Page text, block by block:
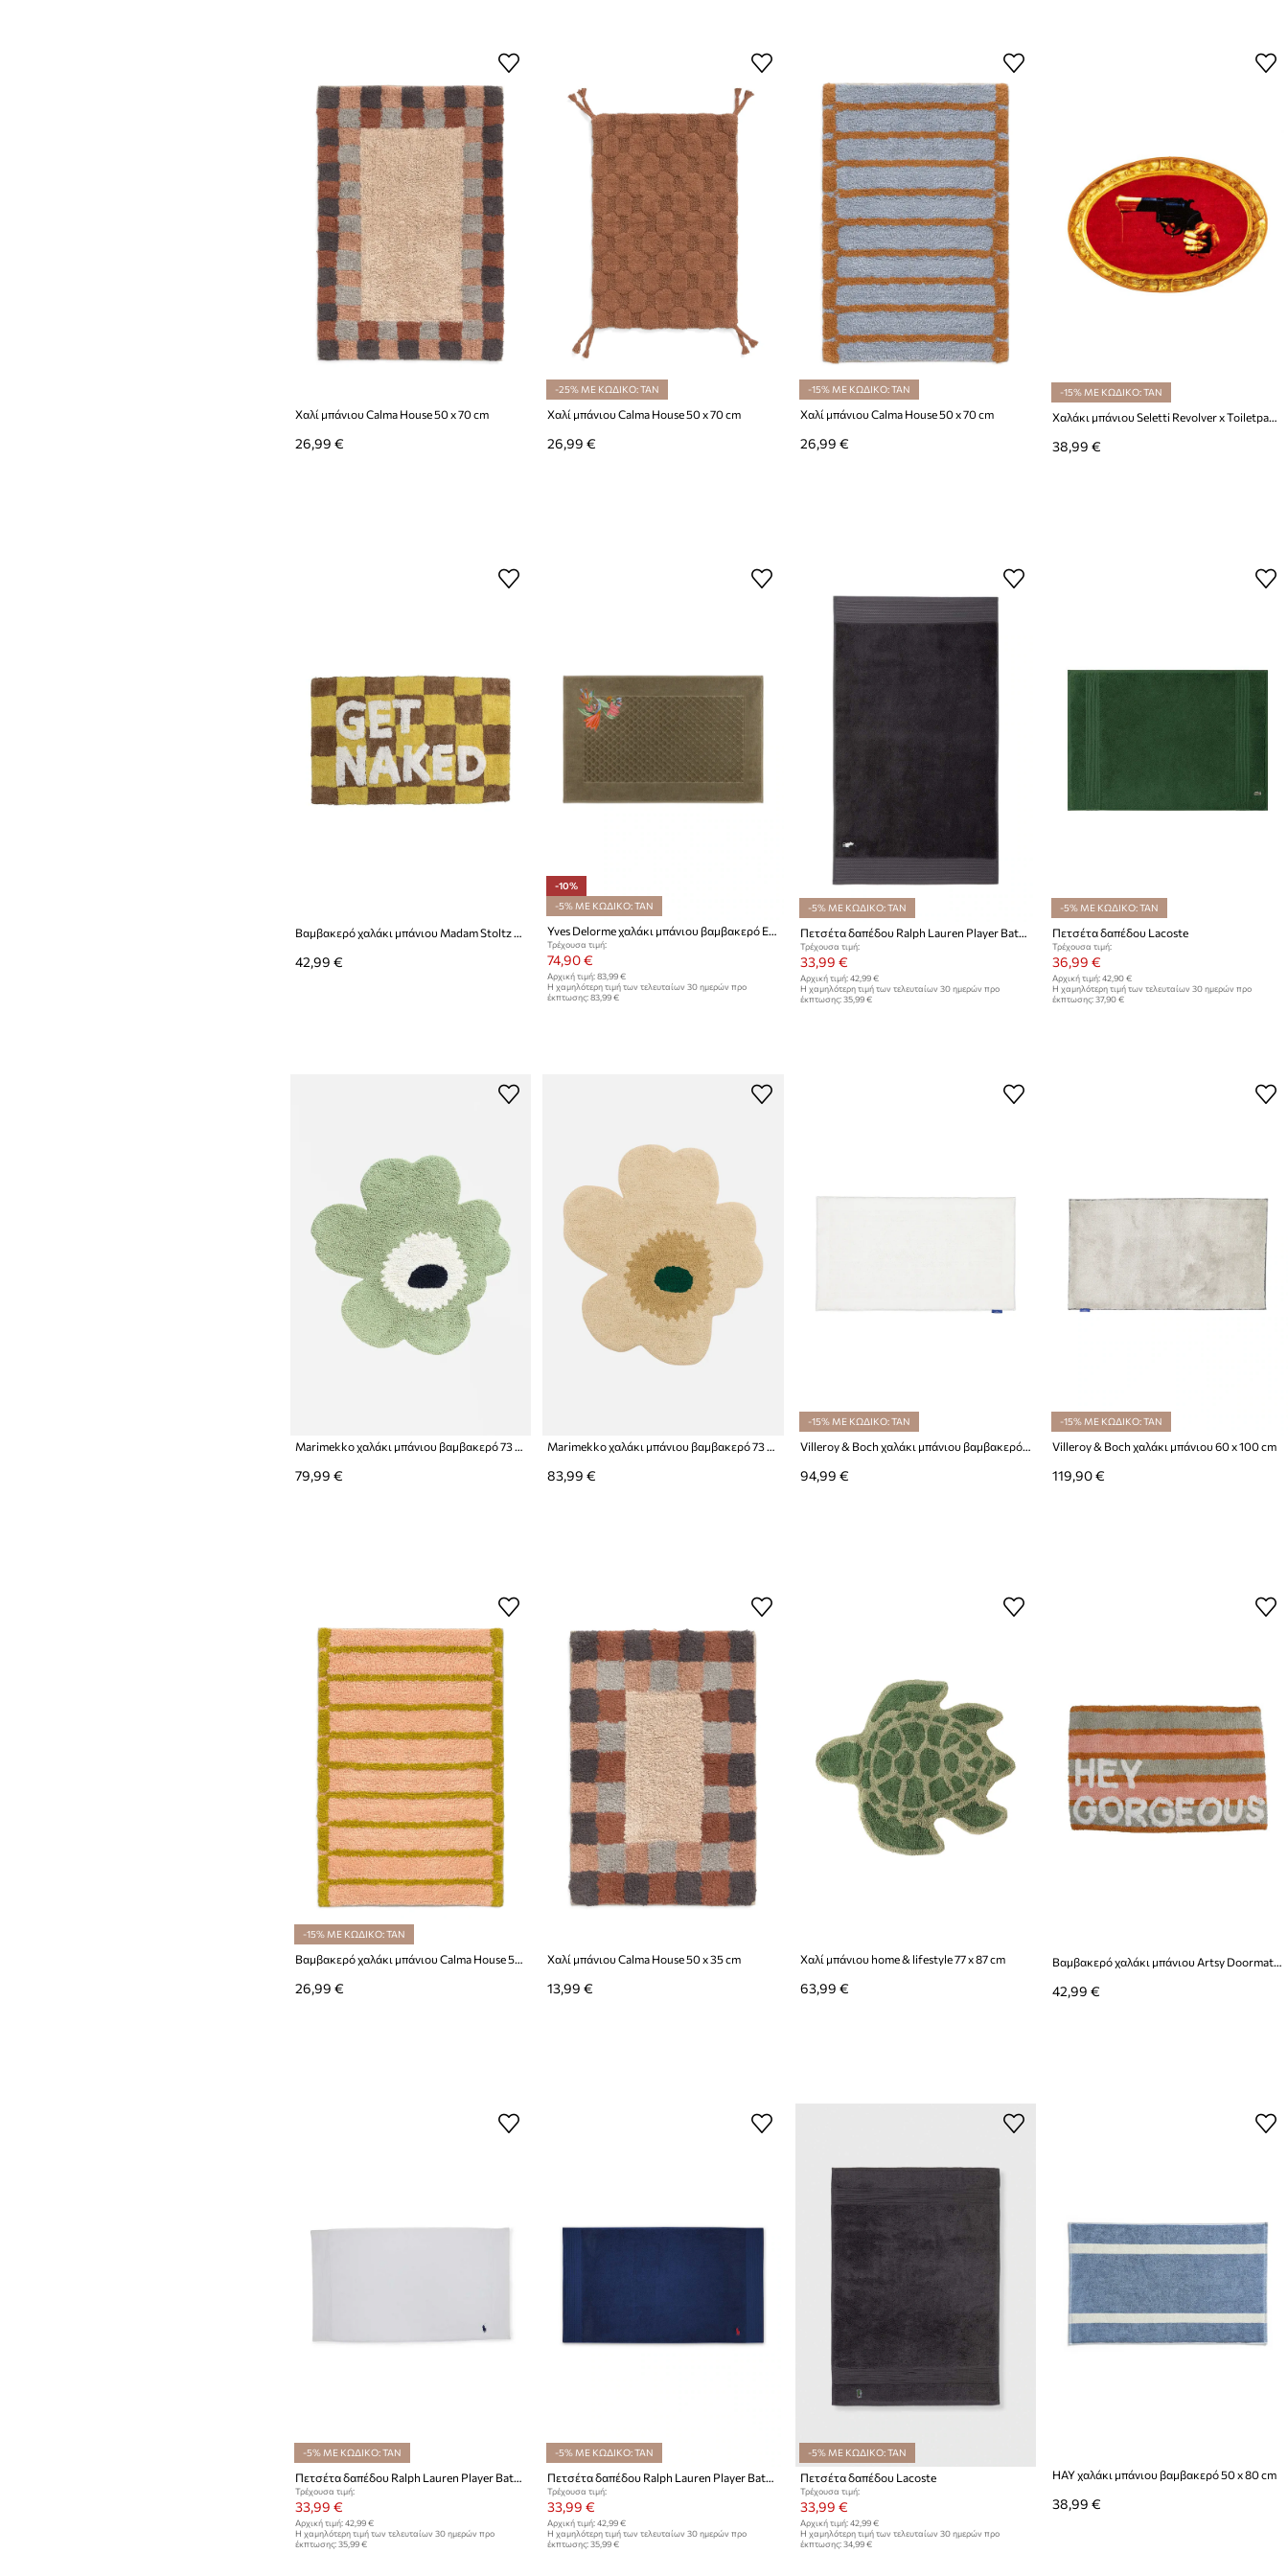
Χαλί μπάνιου Calma House 50 x 70 cm
26,99 €
-25% ΜΕ ΚΩΔΙΚΟ: TAN
Χαλί μπάνιου Calma House 50 x 70 cm
26,99 €
-15% ΜΕ ΚΩΔΙΚΟ: TAN
Χαλί μπάνιου Calma House 50 x 70 cm
26,99 €
-15% ΜΕ ΚΩΔΙΚΟ: TAN
Χαλάκι μπάνιου Seletti Revolver x Toiletpaper
38,99 €
Βαμβακερό χαλάκι μπάνιου Madam Stoltz 50 x 80 cm
42,99 €
-10%
-5% ΜΕ ΚΩΔΙΚΟ: TAN
Τρέχουσα τιμή:
74,90 €
Αρχική τιμή: 83,99 €
Η χαμηλότερη τιμή των τελευταίων 30 ημερών προ
έκπτωσης: 83,99 €
-5% ΜΕ ΚΩΔΙΚΟ: TAN
Πετσέτα δαπέδου Ralph Lauren Player Bath Mat
Τρέχουσα τιμή:
33,99 €
Αρχική τιμή: 42,99 €
Η χαμηλότερη τιμή των τελευταίων 30 ημερών προ
έκπτωσης: 35,99 €
-5% ΜΕ ΚΩΔΙΚΟ: TAN
Πετσέτα δαπέδου Lacoste
Τρέχουσα τιμή:
36,99 €
Αρχική τιμή: 42,90 €
Η χαμηλότερη τιμή των τελευταίων 30 ημερών προ
έκπτωσης: 37,90 €
79,99 € 83,99 €
-15% ΜΕ ΚΩΔΙΚΟ: TAN
Villeroy & Boch χαλάκι μπάνιου βαμβακερό 60 x 100 cm
94,99 €
-15% ΜΕ ΚΩΔΙΚΟ: TAN
Villeroy & Boch χαλάκι μπάνιου 60 x 100 cm
119,90 €
-15% ΜΕ ΚΩΔΙΚΟ: TAN
Βαμβακερό χαλάκι μπάνιου Calma House 50 x 70 cm
26,99 €
Χαλί μπάνιου Calma House 50 x 35 cm
13,99 €
Χαλί μπάνιου home & lifestyle 77 x 87 cm
63,99 €
Βαμβακερό χαλάκι μπάνιου Artsy Doormats 50 x 80 cm
42,99 €
-5% ΜΕ ΚΩΔΙΚΟ: TAN
Τρέχουσα τιμή:
33,99 €
Αρχική τιμή: 42,99 €
Η χαμηλότερη τιμή των τελευταίων 30 ημερών προ
έκπτωσης: 35,99 €
-5% ΜΕ ΚΩΔΙΚΟ: TAN
Τρέχουσα τιμή:
33,99 €
Αρχική τιμή: 42,99 €
Η χαμηλότερη τιμή των τελευταίων 30 ημερών προ
έκπτωσης: 35,99 €
-5% ΜΕ ΚΩΔΙΚΟ: TAN
Πετσέτα δαπέδου Lacoste
Τρέχουσα τιμή:
33,99 €
Αρχική τιμή: 42,99 €
Η χαμηλότερη τιμή των τελευταίων 30 ημερών προ
έκπτωσης: 34,99 €
HAY χαλάκι μπάνιου βαμβακερό 50 x 80 cm
38,99 €